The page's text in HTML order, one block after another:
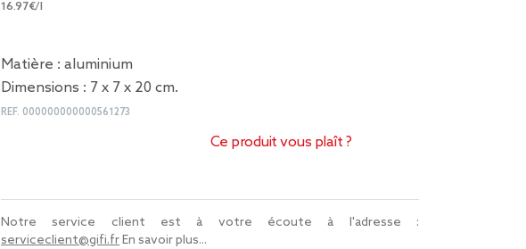
16.97€/l
Matière : aluminium
Dimensions : 7 x 7 x 20 cm.
REF. 000000000000561273
Ce produit vous plaît ?
Notre service client est à votre écoute à l'adresse :
serviceclient@gifi.frEn savoir plus...